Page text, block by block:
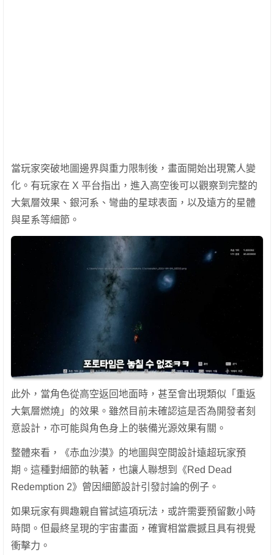
當玩家突破地圖邊界與重力限制後，畫面開始出現驚人變
化。有玩家在 X 平台指出，進入高空後可以觀察到完整的
大氣層效果、銀河系、彎曲的星球表面，以及遠方的星體
與星系等細節。
此外，當角色從高空返回地面時，甚至會出現類似「重返
大氣層燃燒」的效果。雖然目前未確認這是否為開發者刻
意設計，亦可能與角色身上的裝備光源效果有關。
整體來看，《赤血沙漠》的地圖與空間設計遠超玩家預
期。這種對細節的執著，也讓人聯想到《Red Dead
Redemption 2》曾因細節設計引發討論的例子。
如果玩家有興趣親自嘗試這項玩法，或許需要預留數小時
時間。但最終呈現的宇宙畫面，確實相當震撼且具有視覺
衝擊力。